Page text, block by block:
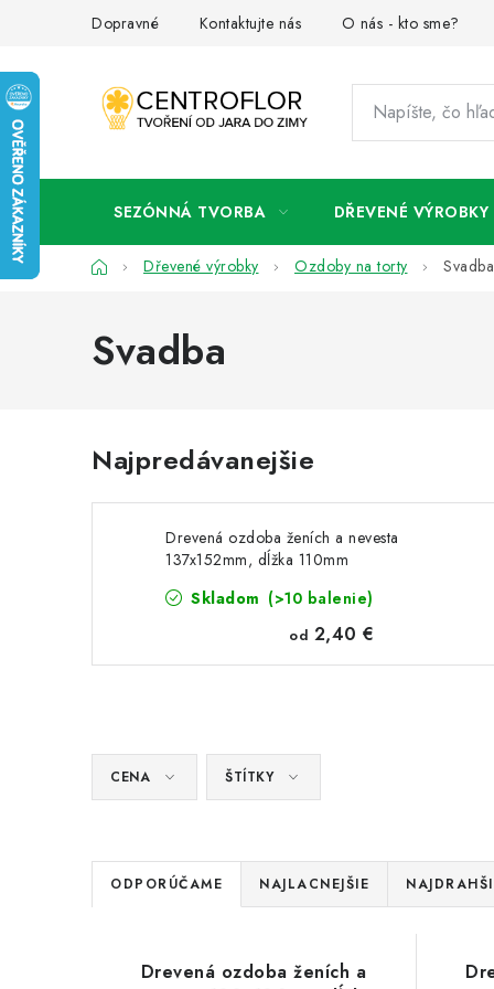
Dopravné Kontaktujte nás O nás - kto sme?
SEZÓNNÁ TVORBA DŘEVENÉ VÝROBKY
DomovDřevené výrobky Ozdoby na torty Svadba
Svadba
Najpredávanejšie
Drevená ozdoba ženích a nevesta
137x152mm, dĺžka 110mm
Skladom (>10 balenie)
od 2,40 €
CENA ŠTÍTKY
R
a
ODPORÚČAME NAJLACNEJŠIE
Drevená ozdoba ženích a